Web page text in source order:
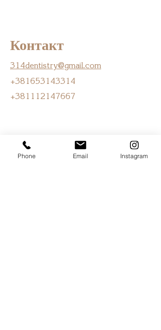
Контакт
314dentistry@gmail.com
+381653143314
+381112147667
Phone Email Instagram